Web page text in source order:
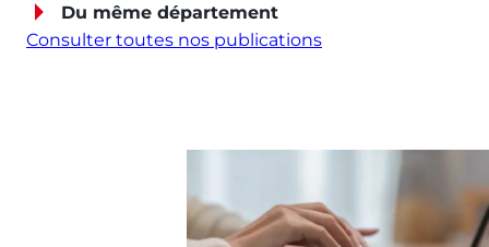
Du même département
Consulter toutes nos publications